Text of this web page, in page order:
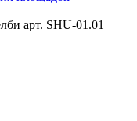
арт. SHU-01.01